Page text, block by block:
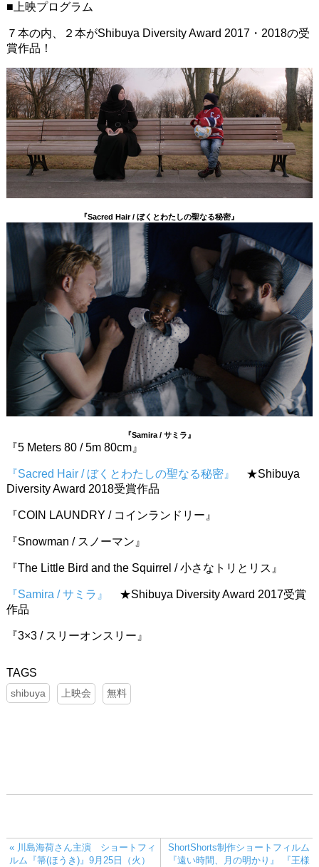
■上映プログラム
７本の内、２本がShibuya Diversity Award 2017・2018の受
賞作品！
『Sacred Hair / ぼくとわたしの聖なる秘密』
『Samira / サミラ』
『5 Meters 80 / 5m 80cm』
『Sacred Hair / ぼくとわたしの聖なる秘密』
★Shibuya
Diversity Award 2018受賞作品
『COIN LAUNDRY / コインランドリー』
『Snowman / スノーマン』
『The Little Bird and the Squirrel / 小さなトリとリス』
『Samira / サミラ』
★Shibuya Diversity Award 2017受賞
作品
『3×3 / スリーオンスリー』
shibuya 上映会 無料
« 川島海荷さん主演 ショートフィ
ルム『箒(ほうき)』9月25日（火）
ShortShorts制作ショートフィルム
『遠い時間、月の明かり』 『王様